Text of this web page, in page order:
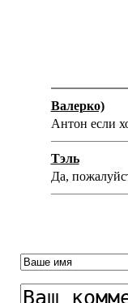
Валерко)
Антон если
Тэль
Да,